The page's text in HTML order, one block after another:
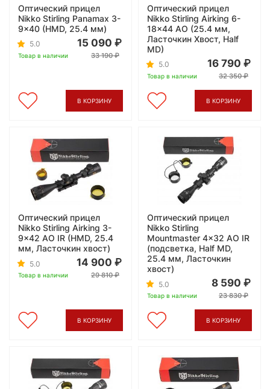
Оптический прицел
Nikko Stirling Panamax 3-
9x40 (HMD, 25.4 мм)
5.0
Товар в наличии
15 090
33 190
В КОРЗИНУ
Оптический прицел
Nikko Stirling Airking 6-
18x44 AO (25.4 мм,
Ласточкин Хвост, Half
MD)
5.0
Товар в наличии
16 790
32 350
В КОРЗИНУ
Оптический прицел
Nikko Stirling Airking 3-
9x42 АО IR (HMD, 25.4
мм, Ласточкин хвост)
5.0
Товар в наличии
14 900
29 810
В КОРЗИНУ
Оптический прицел
Nikko Stirling
Mountmaster 4x32 AO IR
(подсветка, Half MD,
25.4 мм, Ласточкин
хвост)
5.0
Товар в наличии
8 590
23 830
В КОРЗИНУ